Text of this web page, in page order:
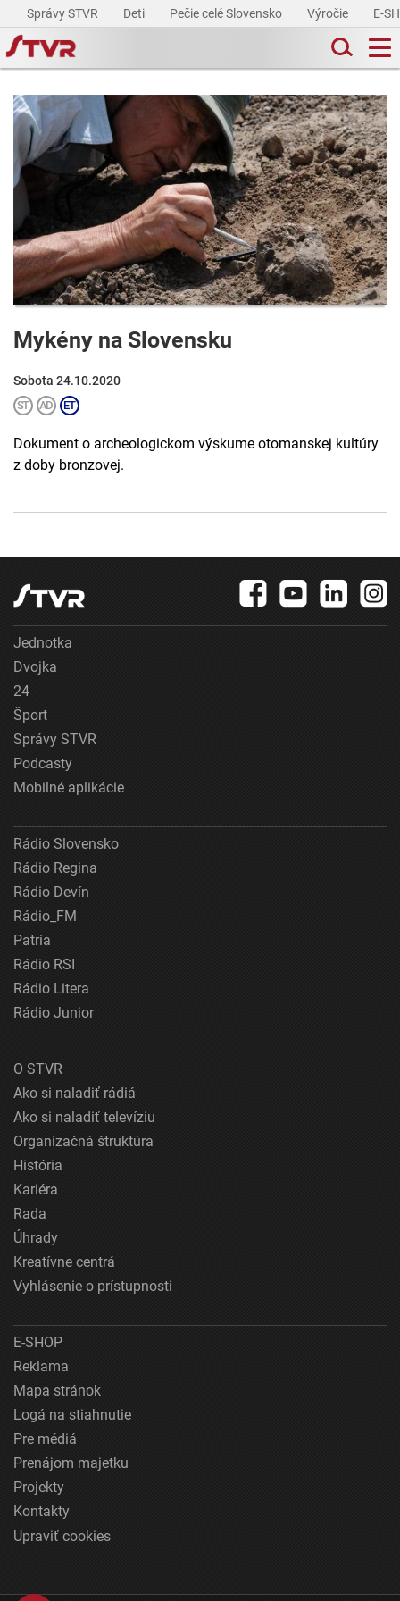
Správy STVR Deti Pečie celé Slovensko Výročie E-
Mykény na Slovensku
Sobota 24.10.2020
Dokument o archeologickom výskume otomanskej kultúry
z doby bronzovej.
Jednotka
Dvojka
24
Šport
Správy STVR
Podcasty
Mobilné aplikácie
Rádio Slovensko
Rádio Regina
Rádio Devín
Rádio_FM
Patria
Rádio RSI
Rádio Litera
Rádio Junior
O STVR
Ako si naladiť rádiá
Ako si naladiť televíziu
Organizačná štruktúra
História
Kariéra
Rada
Úhrady
Kreatívne centrá
Vyhlásenie o prístupnosti
E-SHOP
Reklama
Mapa stránok
Logá na stiahnutie
Pre médiá
Prenájom majetku
Projekty
Kontakty
Upraviť cookies